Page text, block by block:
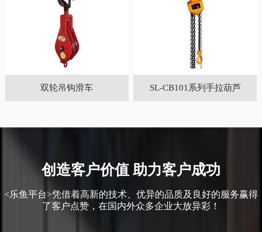
双轮吊钩滑车 SL-CB101系列手拉葫芦
创造客户价值 助力客户成功
<乐鱼平台>凭借着高新的技术、优异的品质及良好的服务赢得
了客户点赞，在国内外众多企业大放异彩！